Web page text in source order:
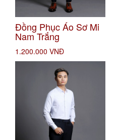
Đồng Phục Áo Sơ Mi
Nam Trắng
1.200.000 VNĐ